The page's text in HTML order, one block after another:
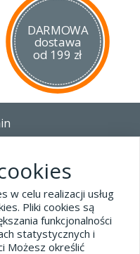
DARMOWA
dostawa
od 199 zł
pliki cookies
07
w celu realizacji usług
Pliki cookies są
funkcjonalności
statystycznych i
Możesz określić